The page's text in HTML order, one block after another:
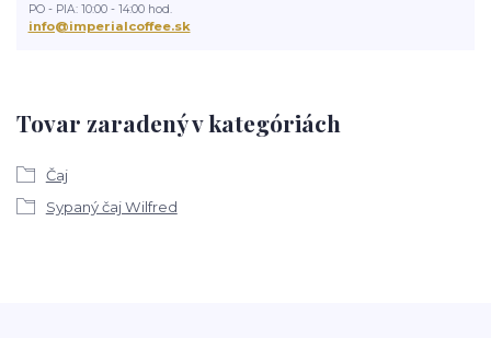
Tovar zaradený v kategóriách
Čaj
Sypaný čaj Wilfred
PO - PIA: 10:00 - 14:00 hod.
info@imperialcoffee.sk